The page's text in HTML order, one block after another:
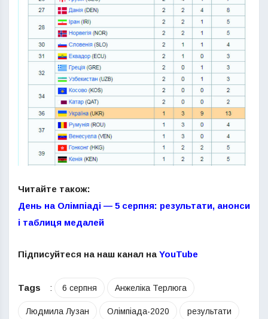
Читайте також:
День на Олімпіаді — 5 серпня: результати, анонси
і таблиця медалей
Підписуйтеся на наш канал на YouTube
Tags : 6 серпня Анжеліка Терлюга
Людмила Лузан Олімпіада-2020 результати